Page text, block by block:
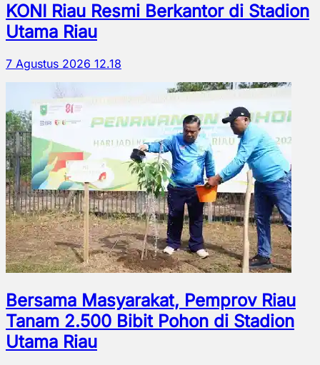
KONI Riau Resmi Berkantor di Stadion
Utama Riau
7 Agustus 2026 12.18
Bersama Masyarakat, Pemprov Riau
Tanam 2.500 Bibit Pohon di Stadion
Utama Riau